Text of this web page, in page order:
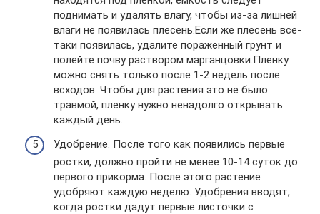
поднимать и удалять влагу, чтобы из-за лишней
влаги не появилась плесень.Если же плесень все-
таки появилась, удалите пораженный грунт и
полейте почву раствором марганцовки.Пленку
можно снять только после 1-2 недель после
всходов. Чтобы для растения это не было
травмой, пленку нужно ненадолго открывать
каждый день.
Удобрение. После того как появились первые
ростки, должно пройти не менее 10-14 суток до
первого прикорма. После этого растение
удобряют каждую неделю. Удобрения вводят,
когда ростки дадут первые листочки с